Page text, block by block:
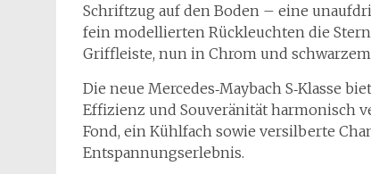
Schriftzug auf den Boden – eine
fein modellierten Rückleuchten die
Griffleiste, nun in Chrom und
Die neue Mercedes‑Maybach S‑Klasse
Effizienz und Souveränität harmonisch
Fond, ein Kühlfach sowie versilberte
Entspannungserlebnis.